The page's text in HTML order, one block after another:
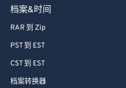
档案&时间
RAR 到 Zip
PST 到 EST
CST 到 EST
档案转换器